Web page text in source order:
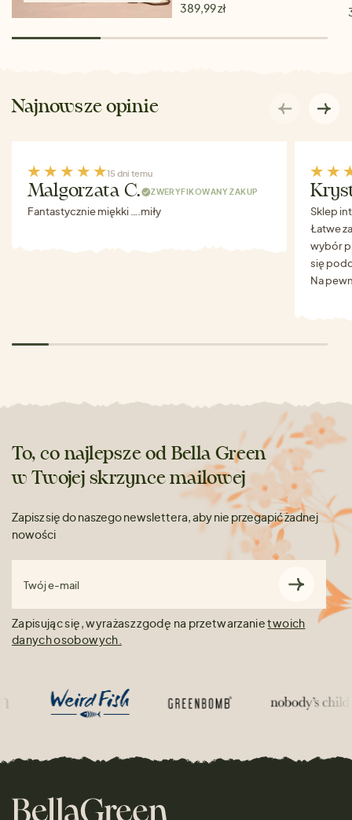
389,99 zł
Najnowsze opinie
15 dni temu
Malgorzata C. ZWERYFIKOWANY ZAKUP
Fantastycznie miękki ….miły
Sklep
Łatwe
wybór
się
Na
To, co najlepsze od Bella Green
w Twojej skrzynce mailowej
Zapisz się do naszego newslettera, aby nie przegapić żadnej
nowości
Twój e-mail
Zapisując się, wyrażasz zgodę na przetwarzanietwoich
danych osobowych.